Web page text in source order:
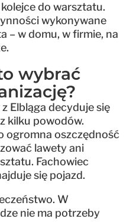
do warsztatu.
wykonywane
– w domu, w firmie, na
wybrać
Elbląga decyduje się
kilku powodów.
ogromna oszczędność
lawety ani
Fachowiec
się pojazd.
W
nie ma potrzeby